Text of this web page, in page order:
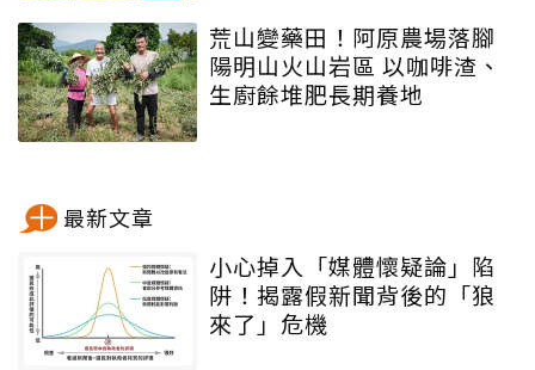
荒山變藥田！阿原農場落腳
陽明山火山岩區 以咖啡渣、
生廚餘堆肥長期養地
最新文章
小心掉入「媒體懷疑論」陷
阱！揭露假新聞背後的「狼
來了」危機